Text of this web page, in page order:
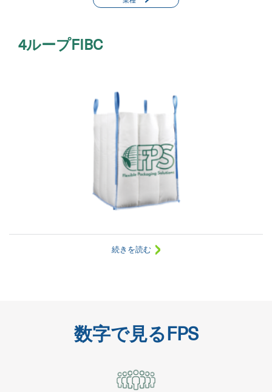
4ループFIBC
続きを読む
数字で見るFPS